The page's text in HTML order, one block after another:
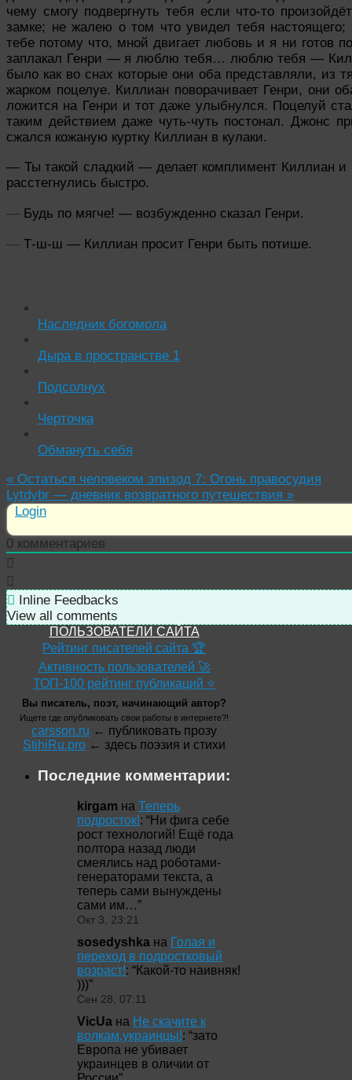
чему смогу подвергнуть тебя если что-то
замке; не жалею о том что увидел тебя
тебе потому что, мной двигает любовь и я ни готов
заплакал Генри — я люблю тебя… люблю тебя —
было как во снах которые они оба представляли, из
жарком поцелуе. Киллиан поворачивает Генри, они
ложится на Генри и тот даже улыбнулся. Поцелуй
таким действием даже чуть-чуть постонал. Джонс
сжался кожаную куртку Киллиан в кулаки.
— Ты такой сладкий — делает комплимент Киллиан
расстегнулись быстро.
— Будь по мягче! — возбужденно сказал Генри.
— Т-ш-ш — Киллиан просит Генри быть потише.
Наследник богомола
Дыра в пространстве 1
Подсолнух
Черточка
Обмануть себя
« Остаться человеком эпизод 7: Огонь правосудия
Lytdybr — дневник возвратного путешествия »
Login
0 комментариев
Inline Feedbacks
View all comments
ПОЛЬЗОВАТЕЛИ САЙТА
Рейтинг писателей сайта 🏆
Активность пользователей 🚀
ТОП-100 рейтинг публикаций ⭐
Вы писатель, поэт, начинающий автор?
Ищете где опубликовать свои работы в интернете?!
carsson.ru ← публиковать прозу
StihiRu.pro ← здесь поэзия и стихи
Последние комментарии:
kirgam на Теперь
подросток!: “Ни фига себе
рост технологий! Ещё года
полтора назад люди
смеялись над роботами-
генераторами текста, а
теперь сами вынуждены
сами им…”
Окт 3, 23:21
sosedyshka на Голая и
переход в подростковый
возраст!: “Какой-то наивняк!
)))”
Сен 28, 07:11
VicUa на Не скачите к
волкам,украинцы!: “зато
Европа не убивает
украинцев в оличии от